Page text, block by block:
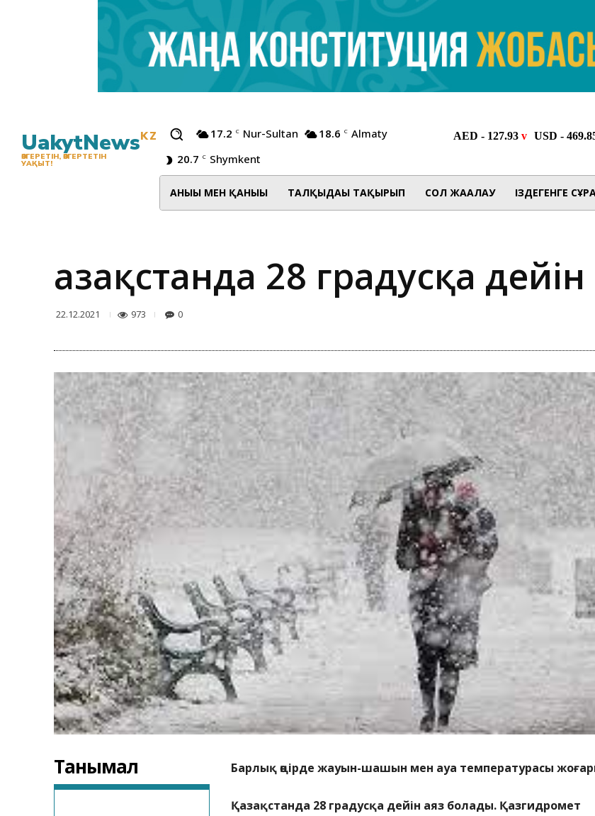
UakytNewsKZ
ӨЗГЕРЕТІН, ӨЗГЕРТЕТІН
УАҚЫТ!
17.2 C Nur-Sultan 18.6 C Almaty
20.7 C Shymkent
АНЫҒЫ МЕН ҚАНЫҒЫ ТАЛҚЫДАҒЫ ТАҚЫРЫП СОЛ ЖАҒАЛАУ ІЗДЕГЕНГЕ
Қазақстанда 28 градусқа
22.12.2021 973 0
Танымал Барлық өңірде жауын-шашын мен ауа температурасы
Қазақстанда 28 градусқа дейін аяз болады. Қазгидромет